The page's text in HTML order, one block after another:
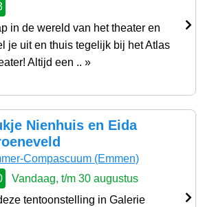
in de wereld van het theater en
je uit en thuis tegelijk bij het Atlas
Altijd een .. »
Nienhuis en Eida
Compascuum (Emmen)
Vandaag, t/m 30 augustus
tentoonstelling in Galerie